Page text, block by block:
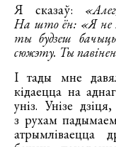
Я сказаў:
На што ён: «Я не
ты будзеш
сюжэту. Ты
І тады мне
кідаецца на
уніз. Унізе
з рухам
атрымліваецца